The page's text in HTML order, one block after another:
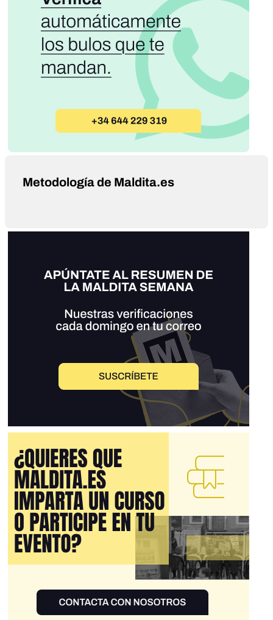
Metodología de Maldita.es